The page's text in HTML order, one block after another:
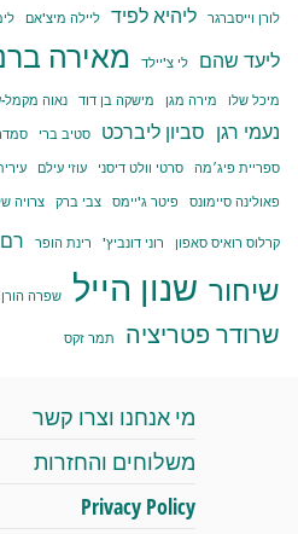
לורן וייסברגר
ליהיא לפיד ליילה מיצ'אם
ליעד שהם לי צ'יילד מאירה
מיכל שלו מירה מגן מישקה בן דוד נאוה
נעמי רגן סביון ליברכט סטיב ברי
ספריית פיג׳מה
סרטי וולט דיסני עוזי עילם
פאולינה סיימונס
פיטר ג'יימס צבי ברק צרויה
קרלוס רואיס סאפון רוני דונביץ' רינת הופר רם
שיחור שנון הייל שפרה הורן
שרודר פטריציה תמר זקס
מי אנחנו וצרו קשר
משלוחים והחזרות
Privacy Policy